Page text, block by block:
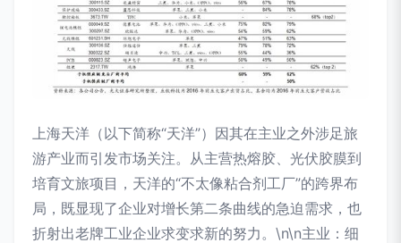
上海天洋（以下简称“天洋”）因其在主业之外涉足旅
游产业而引发市场关注。从主营热熔胶、光伏胶膜到
培育文旅项目，天洋的“不太像粘合剂工厂”的跨界布
局，既显现了企业对增长第二条曲线的急迫需求，也
折射出老牌工业企业求变求新的努力。\n\n主业：细